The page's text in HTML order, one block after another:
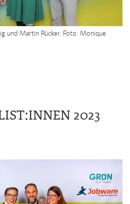
und Martin Rücker. Foto: Monique
2023